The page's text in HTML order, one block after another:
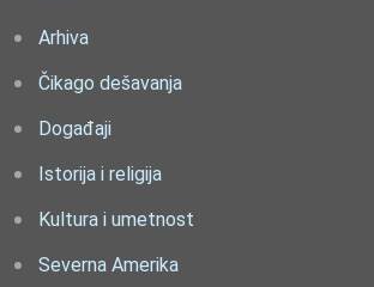
Arhiva
Čikago dešavanja
Događaji
Istorija i religija
Kultura i umetnost
Severna Amerika